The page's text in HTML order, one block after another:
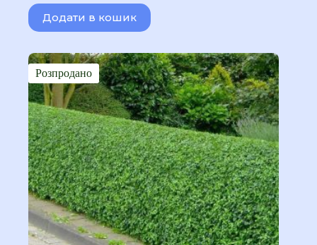
Додати в кошик
Розпродано